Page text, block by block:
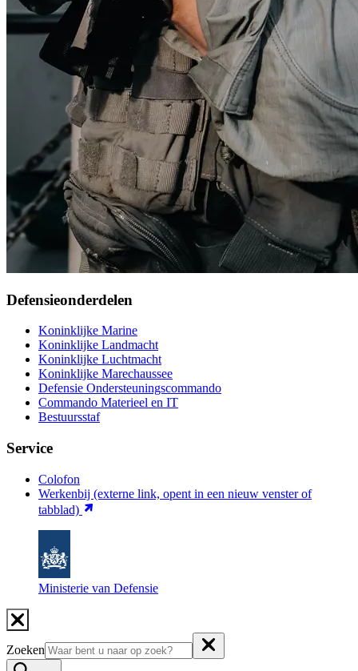
Defensieonderdelen
Koninklijke Marine
Koninklijke Landmacht
Koninklijke Luchtmacht
Koninklijke Marechaussee
Defensie Ondersteuningscommando
Commando Materieel en IT
Bestuursstaf
Service
Colofon
Werkenbij (externe link, opent in een nieuw venster of
tabblad)
Ministerie van Defensie
Zoeken